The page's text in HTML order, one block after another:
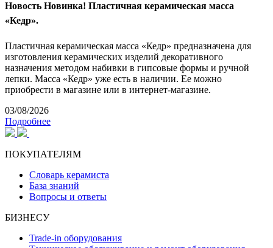
Новость Новинка! Пластичная керамическая масса
«Кедр».
Пластичная керамическая масса «Кедр» предназначена для
изготовления керамических изделий декоративного
назначения методом набивки в гипсовые формы и ручной
лепки. Масса «Кедр» уже есть в наличии. Ее можно
приобрести в магазине или в интернет-магазине.
03/08/2026
Подробнее
ПОКУПАТЕЛЯМ
Словарь керамиста
База знаний
Вопросы и ответы
БИЗНЕСУ
Trade-in оборудования